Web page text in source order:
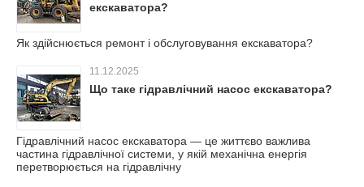
екскаватора?
Як здійснюється ремонт і обслуговування екскаватора?
11.12.2025
Що таке гідравлічний насос екскаватора?
Гідравлічний насос екскаватора — це життєво важлива
частина гідравлічної системи, у якій механічна енергія
перетворюється на гідравлічну